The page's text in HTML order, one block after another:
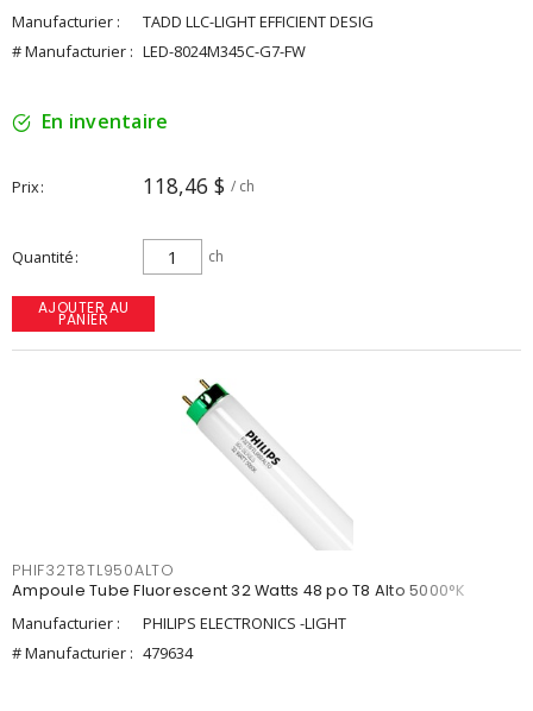
Manufacturier :
TADD LLC-LIGHT EFFICIENT DESIG
# Manufacturier : LED-8024M345C-G7-FW
En inventaire
Prix 118,46 $ / ch
Quantité ch
AJOUTER AU
PANIER
PHIF32T8TL950ALTO
Ampoule Tube Fluorescent 32 Watts 48 po T8 Alto 5000°K
Manufacturier :
PHILIPS ELECTRONICS -LIGHT
# Manufacturier : 479634